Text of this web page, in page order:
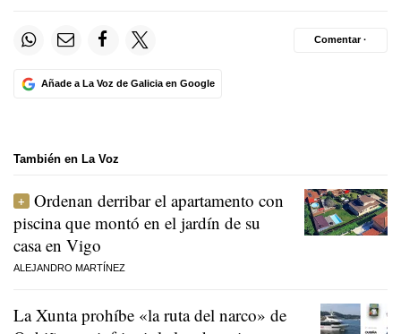
Añade a La Voz de Galicia en Google
Comentar ·
También en La Voz
Ordenan derribar el apartamento con
piscina que montó en el jardín de su
casa en Vigo
ALEJANDRO MARTÍNEZ
La Xunta prohíbe «la ruta del narco» de